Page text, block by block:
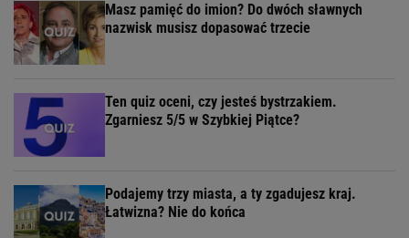
Masz pamięć do imion? Do dwóch sławnych
nazwisk musisz dopasować trzecie
Ten quiz oceni, czy jesteś bystrzakiem.
Zgarniesz 5/5 w Szybkiej Piątce?
Podajemy trzy miasta, a ty zgadujesz kraj.
Łatwizna? Nie do końca